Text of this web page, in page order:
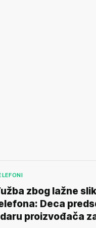
zbog lažne
Deca
proizvođača